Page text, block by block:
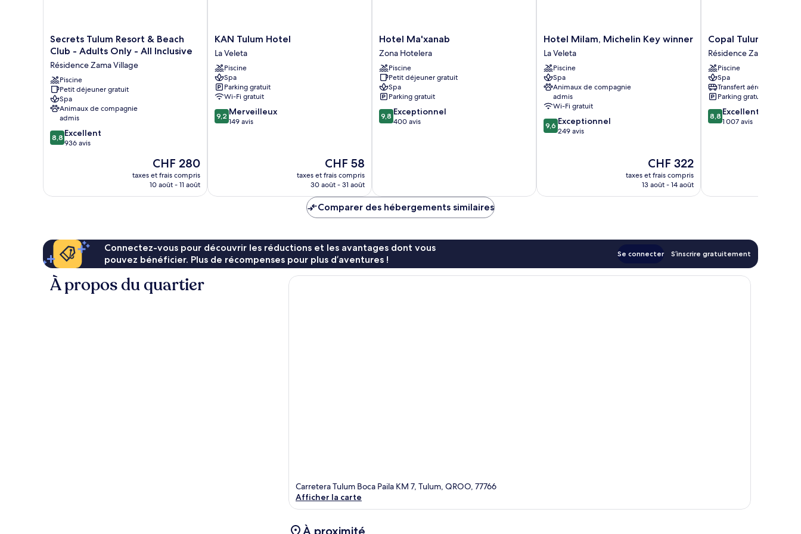
Secrets
Tulum
&
Beach
Club
-
Adults
Only
-
All
Secrets Tulum Resort & Beach
Club - Adults Only - All Inclusive
Résidence Zama Village
Piscine
Petit déjeuner gratuit
Spa
Animaux de compagnie
admis
8.8
sur
8,8 Excellent
936 avis
Le
nouveau
prix
CHF 280
taxes et frais compris
10 août - 11 août
KAN
Tulum
Hotel
La
Veleta
KAN Tulum Hotel
La Veleta
Piscine
Spa
Parking gratuit
Wi-Fi gratuit
9.2
sur
9,2 Merveilleux
149 avis
Le
nouveau
prix
de
CHF 58
CHF 58
taxes et frais compris
30 août - 31 août
Hotel
Ma'xanab
Zona
Hotelera
Hotel Ma'xanab
Zona Hotelera
Piscine
Petit déjeuner gratuit
Spa
Parking gratuit
9.8
sur
9,8 Exceptionnel
400 avis
Hotel
Milam,
Michelin
Key
winner
La
Veleta
Hotel Milam, Michelin Key winner
La Veleta
Piscine
Spa
Animaux de compagnie
admis
Wi-Fi gratuit
9.6
sur
9,6 Exceptionnel
249 avis
Le
nouveau
prix
CHF 322
taxes et frais compris
13 août - 14 août
Copal
Tulum
Hotel
Résidence
Zama
Village
Copal Tulum Hotel
Résidence Zama Village
Piscine
Spa
Transfert aéroport
Parking gratuit
8.8
sur
8,8 Excellent
1 007 avis
Comparer des hébergements similaires
Connectez-vous pour découvrir les réductions et les avantages dont vous
pouvez bénéficier. Plus de récompenses pour plus d’aventures !
Se connecter S’inscrire gratuitement
À propos du quartier
Carretera Tulum Boca Paila KM 7, Tulum, QROO, 77766
Afficher la carte
À proximité